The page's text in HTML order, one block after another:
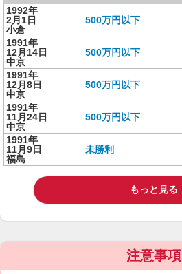
1992年
2月1日
小倉
500万円以下
1991年
12月14日
中京
500万円以下
1991年
12月8日
中京
500万円以下
1991年
11月24日
中京
500万円以下
1991年
11月9日
福島
未勝利
もっと見る
注意事項